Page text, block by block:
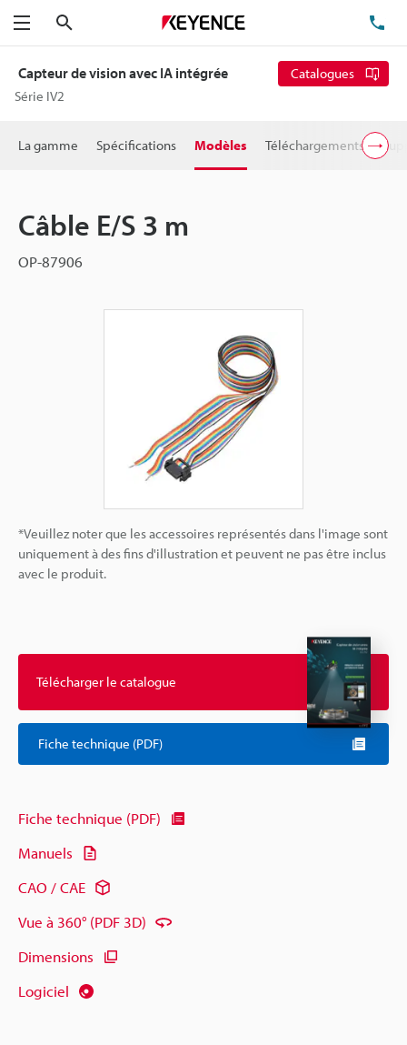
Menu
Capteur de vision avec IA intégrée
Série IV2
Catalogues
La gamme Spécifications Modèles Téléchargements
Câble E/S 3 m
OP-87906
*Veuillez noter que les accessoires représentés dans l'image sont
uniquement à des fins d'illustration et peuvent ne pas être inclus
avec le produit.
Télécharger le catalogue
Fiche technique (PDF)
Fiche technique (PDF)
Manuels
CAO / CAE
Vue à 360° (PDF 3D)
Dimensions
Logiciel